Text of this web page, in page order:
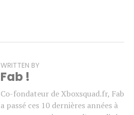
WRITTEN BY
Fab !
Co-fondateur de Xboxsquad.fr, Fab
a passé ces 10 dernières années à